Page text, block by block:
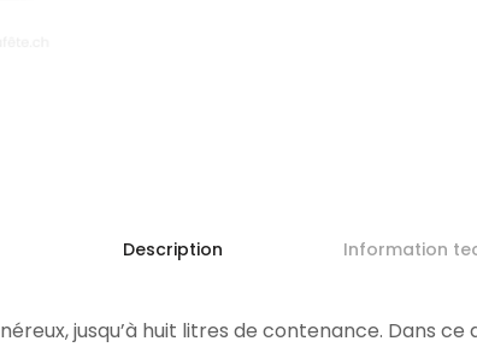
Description Information
jusqu’à huit litres de contenance. Dans